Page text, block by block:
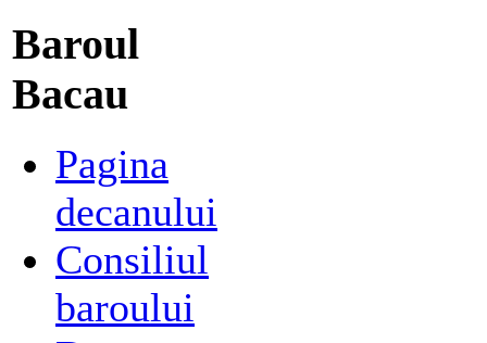
Baroul
Bacau
Pagina
decanului
Consiliul
baroului